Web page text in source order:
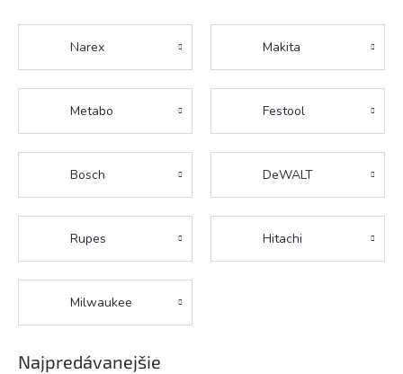
Narex Makita
Metabo Festool
Bosch DeWALT
Rupes Hitachi
Milwaukee
Najpredávanejšie